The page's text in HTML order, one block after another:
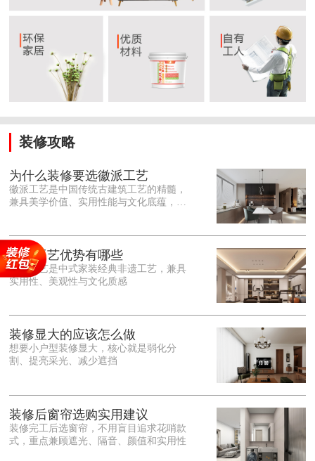
装修攻略
为什么装修要选徽派工艺
徽派工艺是中国传统古建筑工艺的精髓，
兼具美学价值、实用性能与文化底蕴，优
雕细琢的砖、木、石雕为特色，线条古朴
大气，意境悠远，自带东方中式雅致韵
味，耐看且不易过时。<o:p></o:p> 在工
艺品质上，徽派工艺遵循古法匠心工序，
保耐用，抗风化、耐腐蚀，使用
徽派工艺优势有哪些
徽派工艺是中式家装经典非遗工艺，兼具
实用性、美观性与文化质感
装修显大的应该怎么做
想要小户型装修显大，核心就是弱化分
割、提亮采光、减少遮挡
装修后窗帘选购实用建议
装修完工后选窗帘，不用盲目追求花哨款
式，重点兼顾遮光、隔音、颜值和实用性